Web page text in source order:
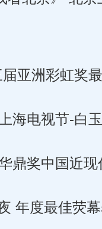
亚洲彩虹奖
电视节-白
奖中国近现
度最佳荧幕